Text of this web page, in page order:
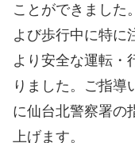
ことができました
よび歩行中に特に
より安全な運転・
りました。ご指導
に仙台北警察署の
上げます。